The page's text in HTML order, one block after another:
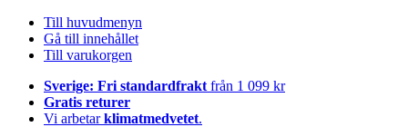
Till huvudmenyn
Gå till innehållet
Till varukorgen
Sverige: Fri standardfrakt från 1 099 kr
Gratis returer
Vi arbetarklimatmedvetet.